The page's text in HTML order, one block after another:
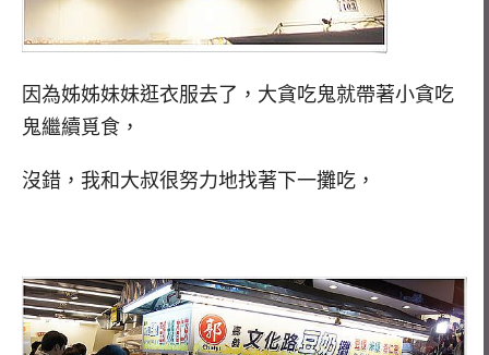
因為姊姊妹妹逛衣服去了，大貪吃鬼就帶著小貪吃
鬼繼續覓食，
沒錯，我和大叔很努力地找著下一攤吃，